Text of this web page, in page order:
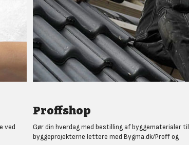
ved
Proffshop
Gør din hverdag med bestilling af byggematerialer til
byggeprojekterne lettere med Bygma.dk/Proff og